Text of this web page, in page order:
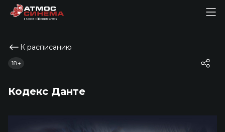
К расписанию
Кодекс Данте
18+